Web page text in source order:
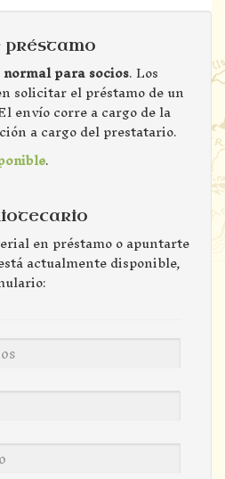
préstamo
para socios. Los
solicitar el préstamo de un
envío corre a cargo de la
a cargo del prestatario.
.
en préstamo o apuntarte
actualmente disponible,